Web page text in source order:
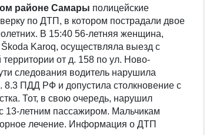
районе Самары полицейские
по ДТП, в котором пострадали двое
В 15:40 56-летняя женщина,
Karoq, осуществляла выезд с
от д. 158 по ул. Ново-
следования водитель нарушила
8.3 ПДД РФ и допустила столкновение с
Тот, в свою очередь, нарушил
13-летним пассажиром. Мальчикам
лечение. Информация о ДТП